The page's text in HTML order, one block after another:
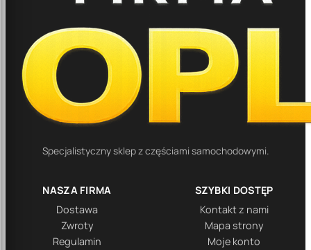
Specjalistyczny sklep z częściami samochodowymi.
NASZA FIRMA
Dostawa
Zwroty
Regulamin
SZYBKI DOSTĘP
Kontakt z nami
Mapa strony
Moje konto